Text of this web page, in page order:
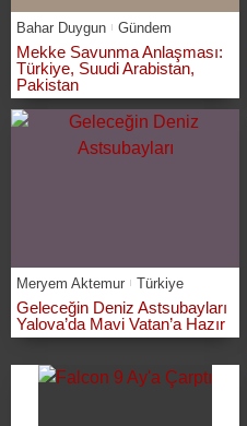
Bahar Duygun Gündem
Mekke Savunma Anlaşması:
Türkiye, Suudi Arabistan,
Pakistan
Meryem Aktemur Türkiye
Geleceğin Deniz Astsubayları
Yalova’da Mavi Vatan’a Hazır